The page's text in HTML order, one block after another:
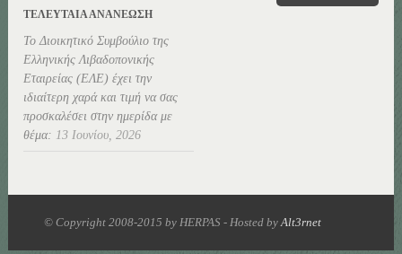
ΤΕΛΕΥΤΑΊΑ ΑΝΑΝΕΏΣΗ
Το Διοικητικό Συμβούλιο της
Ελληνικής Λιβαδοπονικής
Εταιρείας (ΕΛΕ) έχει την
ιδιαίτερη χαρά και τιμή να σας
προσκαλέσει στην ημερίδα με
θέμα: 13 Ιουνίου, 2026
© Copyright 2008-2015 by HERPAS - Hosted by Alt3rnet